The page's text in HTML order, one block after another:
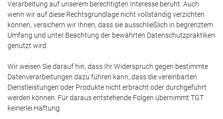
Verarbeitung auf unserem berechtigten Interesse beruht. Auch
wenn wir auf diese Rechtsgrundlage nicht vollständig verzichten
können, versichern wir Ihnen, dass sie ausschließlich in begrenztem
Umfang und unter Beachtung der bewährten Datenschutzpraktiken
genutzt wird.
Wir weisen Sie darauf hin, dass Ihr Widerspruch gegen bestimmte
Datenverarbeitungen dazu führen kann, dass die vereinbarten
Dienstleistungen oder Produkte nicht erbracht oder durchgeführt
werden können. Für daraus entstehende Folgen übernimmt TGT
keinerlei Haftung.